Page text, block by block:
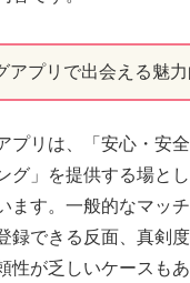
アプリで出会える魅
プリは、「安心・安
グ」を提供する場と
ます。一般的なマッ
録できる反面、真剣度
性が乏しいケースも